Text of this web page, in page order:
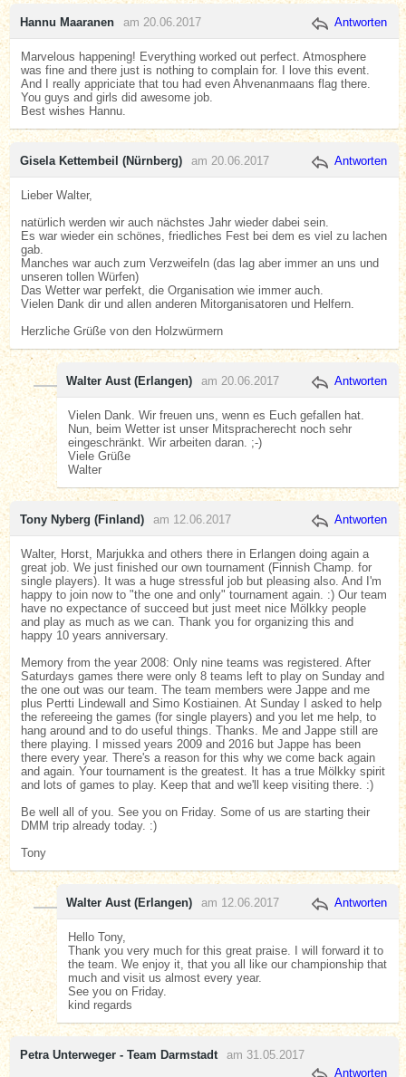
Hannu Maaranen am 20.06.2017 Antworten
Marvelous happening! Everything worked out perfect. Atmosphere
was fine and there just is nothing to complain for. I love this event.
And I really appriciate that tou had even Ahvenanmaans flag there.
You guys and girls did awesome job.
Best wishes Hannu.
Gisela Kettembeil (Nürnberg) am 20.06.2017 Antworten
Lieber Walter,
natürlich werden wir auch nächstes Jahr wieder dabei sein.
Es war wieder ein schönes, friedliches Fest bei dem es viel zu lachen
gab.
Manches war auch zum Verzweifeln (das lag aber immer an uns und
unseren tollen Würfen)
Das Wetter war perfekt, die Organisation wie immer auch.
Vielen Dank dir und allen anderen Mitorganisatoren und Helfern.
Herzliche Grüße von den Holzwürmern
Walter Aust (Erlangen) am 20.06.2017 Antworten
Vielen Dank. Wir freuen uns, wenn es Euch gefallen hat.
Nun, beim Wetter ist unser Mitspracherecht noch sehr
eingeschränkt. Wir arbeiten daran. ;-)
Viele Grüße
Walter
Tony Nyberg (Finland) am 12.06.2017 Antworten
Walter, Horst, Marjukka and others there in Erlangen doing again a
great job. We just finished our own tournament (Finnish Champ. for
single players). It was a huge stressful job but pleasing also. And I'm
happy to join now to "the one and only" tournament again. :) Our team
have no expectance of succeed but just meet nice Mölkky people
and play as much as we can. Thank you for organizing this and
happy 10 years anniversary.
Memory from the year 2008: Only nine teams was registered. After
Saturdays games there were only 8 teams left to play on Sunday and
the one out was our team. The team members were Jappe and me
plus Pertti Lindewall and Simo Kostiainen. At Sunday I asked to help
the refereeing the games (for single players) and you let me help, to
hang around and to do useful things. Thanks. Me and Jappe still are
there playing. I missed years 2009 and 2016 but Jappe has been
there every year. There's a reason for this why we come back again
and again. Your tournament is the greatest. It has a true Mölkky spirit
and lots of games to play. Keep that and we'll keep visiting there. :)
Be well all of you. See you on Friday. Some of us are starting their
DMM trip already today. :)
Tony
Walter Aust (Erlangen) am 12.06.2017 Antworten
Hello Tony,
Thank you very much for this great praise. I will forward it to
the team. We enjoy it, that you all like our championship that
much and visit us almost every year.
See you on Friday.
kind regards
Petra Unterweger - Team Darmstadt
am 31.05.2017
Antworten